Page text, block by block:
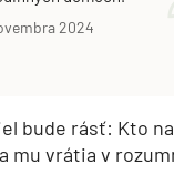
2024
bude rásť: Kto
mu vrátia v